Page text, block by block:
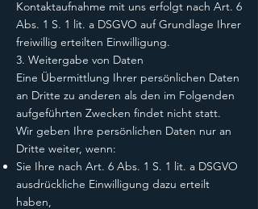
Kontaktaufnahme mit uns erfolgt nach Art. 6
Abs. 1 S. 1 lit. a DSGVO auf Grundlage Ihrer
freiwillig erteilten Einwilligung.
3. Weitergabe von Daten
Eine Übermittlung Ihrer persönlichen Daten
an Dritte zu anderen als den im Folgenden
aufgeführten Zwecken findet nicht statt.
Wir geben Ihre persönlichen Daten nur an
Dritte weiter, wenn:
Sie Ihre nach Art. 6 Abs. 1 S. 1 lit. a DSGVO
ausdrückliche Einwilligung dazu erteilt
haben,